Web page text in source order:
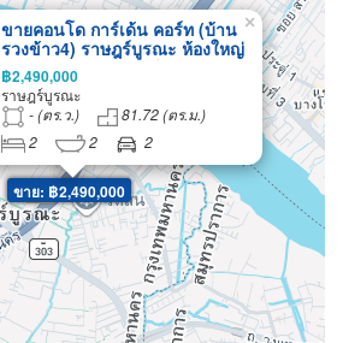
ขาย: ฿2,490,000
ขายคอนโด การ์เด้น คอร์ท (บ้าน
รวงข้าว4) ราษฎร์บูรณะ ห้องใหญ่
82 ตรม 2 bed ขายเพียง 2.49 Mb.
ใกล้ทางด่วนพระราม 3 เข้าเมืองไม่
เกิน 15 นาที
฿2,490,000
ราษฎร์บูรณะ
- (ตร.ว.)
81.72 (ตร.ม.)
2
2 2
×